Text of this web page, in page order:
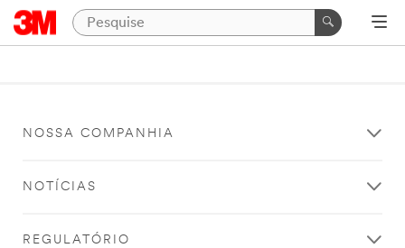
NOSSA COMPANHIA
NOTÍCIAS
REGULATÓRIO